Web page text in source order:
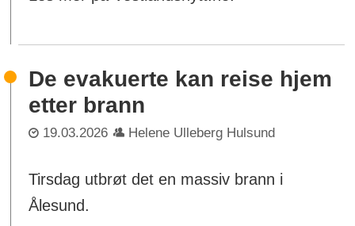
De evakuerte kan reise hjem
etter brann
19.03.2026 Helene Ulleberg Hulsund
Tirsdag utbrøt det en massiv brann i
Ålesund.